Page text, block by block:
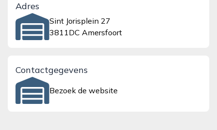
Adres
Sint Jorisplein 27
3811DC Amersfoort
Contactgegevens
Bezoek de website